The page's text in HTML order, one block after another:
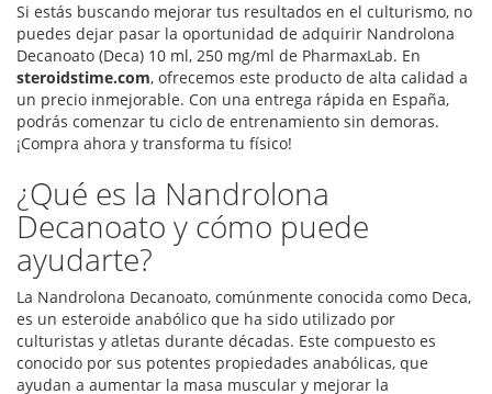
Si estás buscando mejorar tus resultados en el culturismo, no
puedes dejar pasar la oportunidad de adquirir Nandrolona
Decanoato (Deca) 10 ml, 250 mg/ml de PharmaxLab. En
steroidstime.com, ofrecemos este producto de alta calidad a
un precio inmejorable. Con una entrega rápida en España,
podrás comenzar tu ciclo de entrenamiento sin demoras.
¡Compra ahora y transforma tu físico!
¿Qué es la Nandrolona
Decanoato y cómo puede
ayudarte?
La Nandrolona Decanoato, comúnmente conocida como Deca,
es un esteroide anabólico que ha sido utilizado por
culturistas y atletas durante décadas. Este compuesto es
conocido por sus potentes propiedades anabólicas, que
ayudan a aumentar la masa muscular y mejorar la